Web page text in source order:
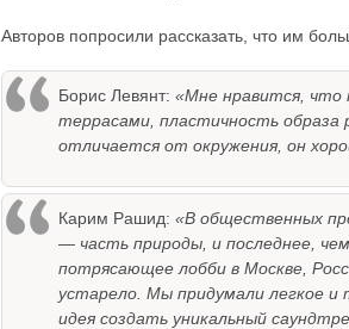
Авторов попросили рассказать, что им
Борис Левянт:«Мне нравится, что
террасами, пластичность образа
отличается от окружения, он
Карим Рашид:«В общественных
— часть природы, и последнее,
потрясающее лобби в Москве,
устарело. Мы придумали легкое
идея создать уникальный